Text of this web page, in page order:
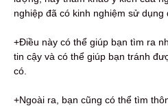
nghiệp đã có kinh nghiệm sử dụng
+Điều này có thể giúp bạn tìm ra
tin cậy và có thể giúp bạn tránh
có.
+Ngoài ra, bạn cũng có thể tìm